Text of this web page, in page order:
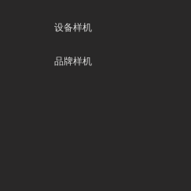
设备样机
品牌样机